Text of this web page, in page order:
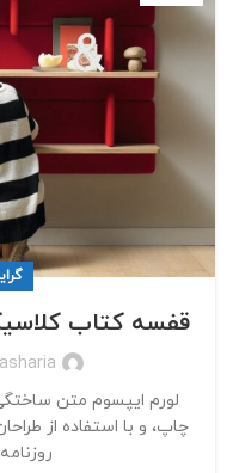
قفسه کتاب
لورم ایپسوم متن
چاپ، و با استفاده از